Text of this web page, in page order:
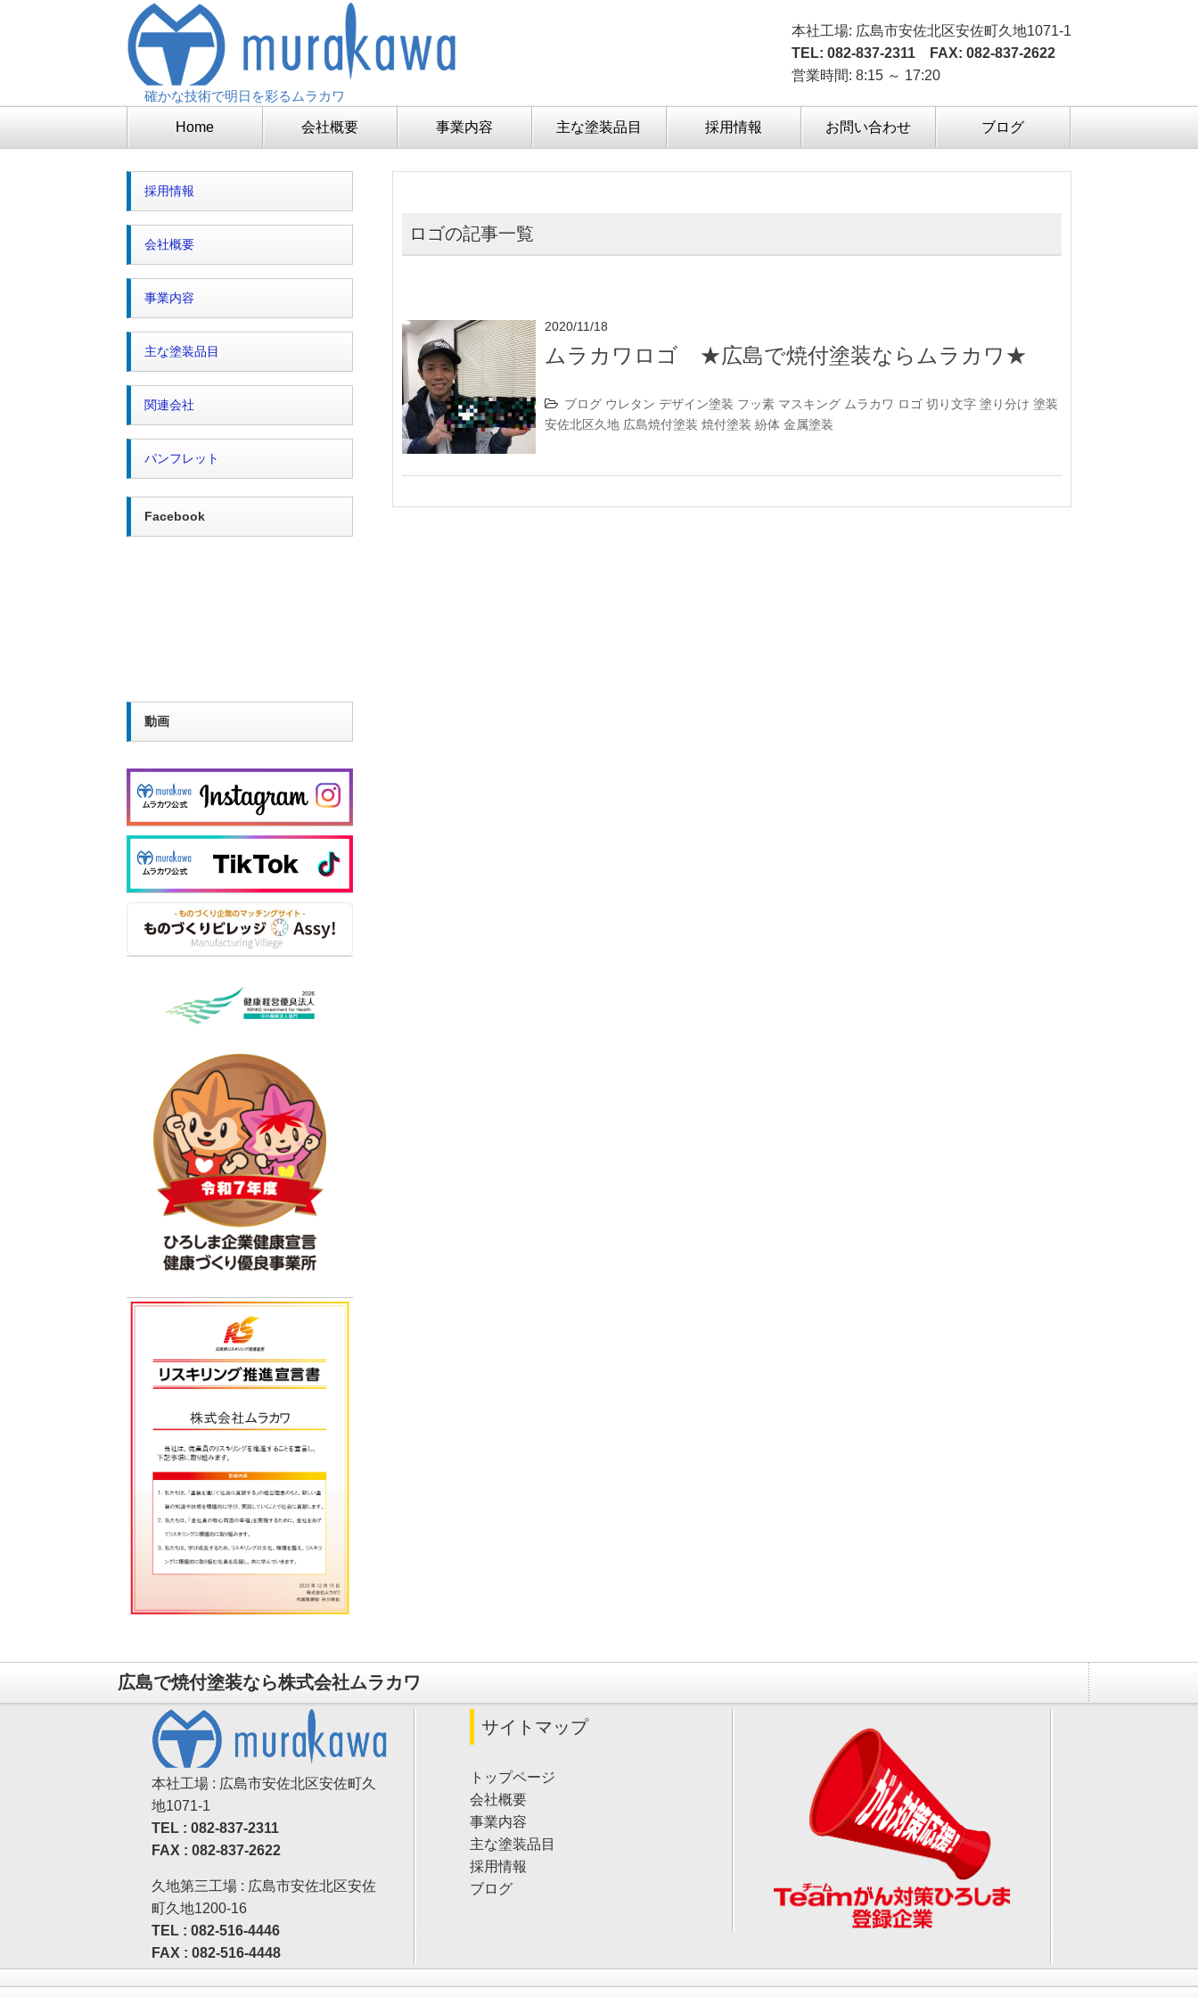
確かな技術で明日を彩るムラカワ
本社工場: 広島市安佐北区安佐町久地1071-1
TEL: 082-837-2311 FAX: 082-837-2622
営業時間: 8:15 ～ 17:20
Home 会社概要 事業内容 主な塗装品目 採用情報 お問い合わせ ブログ
ロゴの記事一覧
2020/11/18
ムラカワロゴ ★広島で焼付塗装ならムラカワ★
ブログ ウレタン デザイン塗装 フッ素 マスキング ムラカワ ロゴ 切り文字 塗り分け 塗装
安佐北区久地 広島焼付塗装 焼付塗装 紛体 金属塗装
採用情報
会社概要
事業内容
主な塗装品目
関連会社
パンフレット
Facebook
動画
広島で焼付塗装なら株式会社ムラカワ
本社工場 : 広島市安佐北区安佐町久
地1071-1
TEL : 082-837-2311
FAX : 082-837-2622
久地第三工場 : 広島市安佐北区安佐
町久地1200-16
TEL : 082-516-4446
FAX : 082-516-4448
サイトマップ
トップページ
会社概要
事業内容
主な塗装品目
採用情報
ブログ